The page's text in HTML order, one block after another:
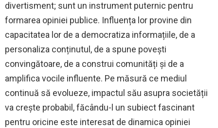
divertisment; sunt un instrument puternic pentru
formarea opiniei publice. Influența lor provine din
capacitatea lor de a democratiza informațiile, de a
personaliza conținutul, de a spune povești
convingătoare, de a construi comunități și de a
amplifica vocile influente. Pe măsură ce mediul
continuă să evolueze, impactul său asupra societății
va crește probabil, făcându-l un subiect fascinant
pentru oricine este interesat de dinamica opiniei